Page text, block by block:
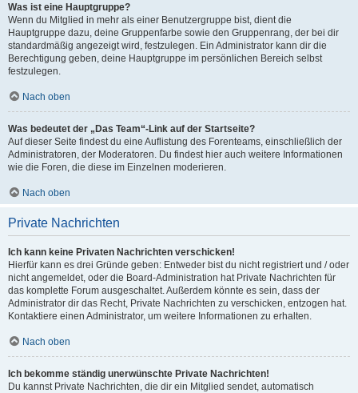
Was ist eine Hauptgruppe?
Wenn du Mitglied in mehr als einer Benutzergruppe bist, dient die
Hauptgruppe dazu, deine Gruppenfarbe sowie den Gruppenrang, der bei dir
standardmäßig angezeigt wird, festzulegen. Ein Administrator kann dir die
Berechtigung geben, deine Hauptgruppe im persönlichen Bereich selbst
festzulegen.
Nach oben
Was bedeutet der „Das Team“-Link auf der Startseite?
Auf dieser Seite findest du eine Auflistung des Forenteams, einschließlich der
Administratoren, der Moderatoren. Du findest hier auch weitere Informationen
wie die Foren, die diese im Einzelnen moderieren.
Nach oben
Private Nachrichten
Ich kann keine Privaten Nachrichten verschicken!
Hierfür kann es drei Gründe geben: Entweder bist du nicht registriert und / oder
nicht angemeldet, oder die Board-Administration hat Private Nachrichten für
das komplette Forum ausgeschaltet. Außerdem könnte es sein, dass der
Administrator dir das Recht, Private Nachrichten zu verschicken, entzogen hat.
Kontaktiere einen Administrator, um weitere Informationen zu erhalten.
Nach oben
Ich bekomme ständig unerwünschte Private Nachrichten!
Du kannst Private Nachrichten, die dir ein Mitglied sendet, automatisch